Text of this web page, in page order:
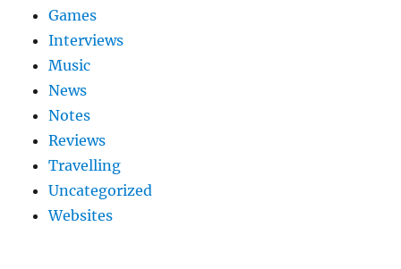
Games
Interviews
Music
News
Notes
Reviews
Travelling
Uncategorized
Websites